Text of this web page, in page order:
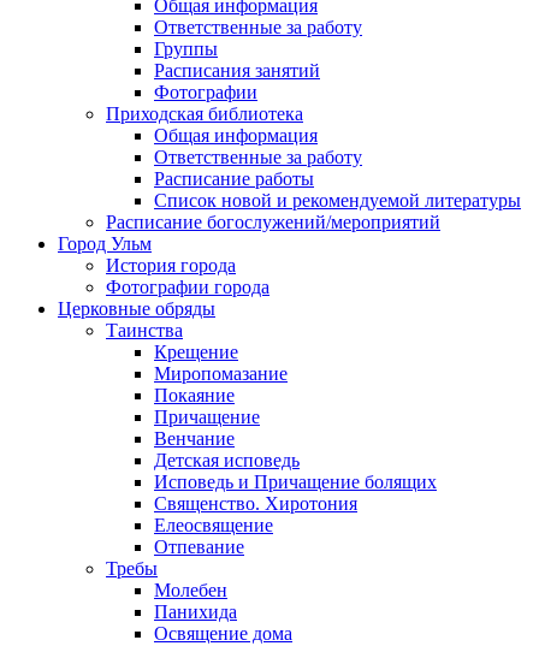
Общая информация
Ответственные за работу
Группы
Расписания занятий
Фотографии
Приходская библиотека
Общая информация
Ответственные за работу
Расписание работы
Список новой и рекомендуемой литературы
Расписание богослужений/мероприятий
Город Ульм
История города
Фотографии города
Церковные обряды
Таинства
Крещение
Миропомазание
Покаяние
Причащение
Венчание
Детская исповедь
Исповедь и Причащение болящих
Священство. Хиротония
Елеосвящение
Отпевание
Требы
Молебен
Панихида
Освящение дома